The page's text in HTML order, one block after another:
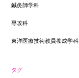
鍼灸師学科
専攻科
東洋医療技術教員養成学科
タグ